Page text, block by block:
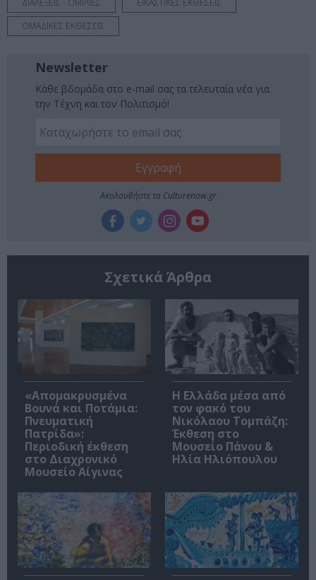
ΟΜΑΔΙΚΕΣ ΕΚΘΕΣΕΙΣ
Newsletter
Κάθε βδομάδα στο e-mail σας τα τελευταία νέα για
την Τέχνη και τον Πολιτισμό!
Ακολουθήστε το Culturenow.gr
Σχετικά Άρθρα
«Απομακρυσμένα
Βουνά και Ποτάμια:
Πνευματική
Πατρίδα»:
Περιοδική έκθεση
στο Διαχρονικό
Μουσείο Αίγινας
Η Ελλάδα μέσα από
τον φακό του
Νικόλαου Τομπάζη:
Έκθεση στο
Μουσείο Πάνου &
Ηλία Ηλιόπουλου